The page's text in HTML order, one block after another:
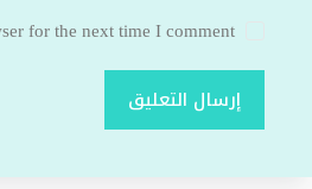
for the next time I comment.
إرسال التعليق